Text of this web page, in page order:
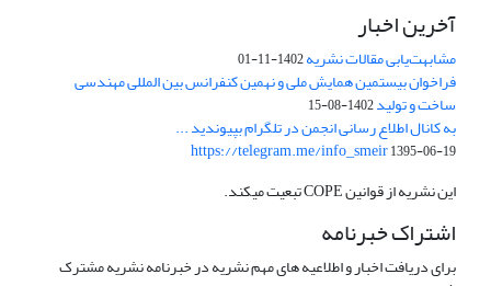
آخرین اخبار
مشابهت‌یابی مقالات نشریه1402-11-01
فراخوان بیستمین همایش ملی و نهمین کنفرانس بین المللی مهندسی
ساخت و تولید1402-08-15
به کانال اطلاع رسانی انجمن در تلگرام بپیوندید ...
https://telegram.me/info_smeir1395-06-19
این نشریه از قوانین COPE تبعیت میکند.
اشتراک خبرنامه
برای دریافت اخبار و اطلاعیه های مهم نشریه در خبرنامه نشریه مشترک